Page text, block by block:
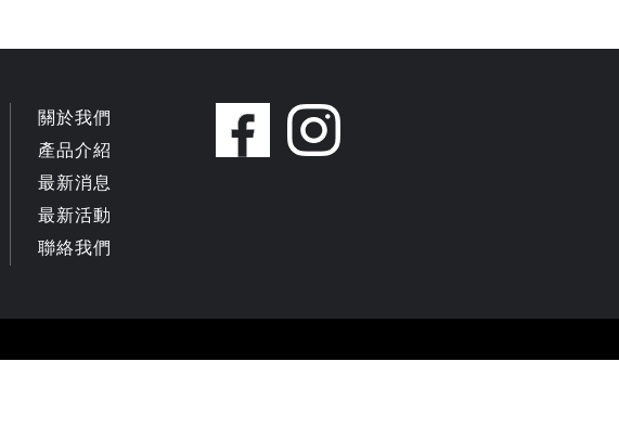
關於我們
產品介紹
最新消息
最新活動
聯絡我們